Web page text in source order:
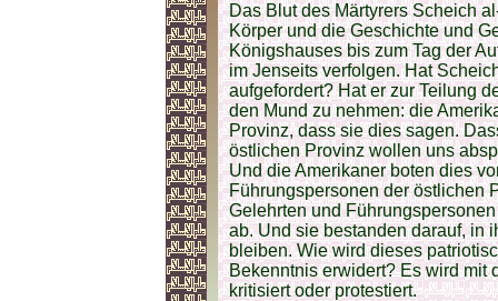
Das Blut des Märtyrers Scheich
Körper und die Geschichte und
Königshauses bis zum Tag der
im Jenseits verfolgen. Hat
aufgefordert? Hat er zur Teilung
den Mund zu nehmen: die
Provinz, dass sie dies sagen.
östlichen Provinz wollen uns
Und die Amerikaner boten dies
Führungspersonen der östlichen
Gelehrten und
ab. Und sie bestanden darauf, in
bleiben. Wie wird dieses
Bekenntnis erwidert? Es wird mit
kritisiert oder protestiert.